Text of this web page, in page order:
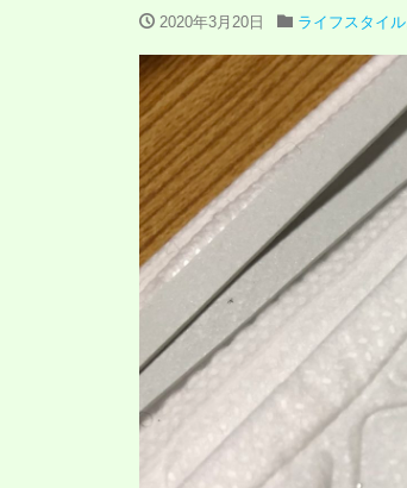
2020年3月20日 ライフスタイル,